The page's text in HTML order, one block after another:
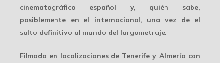
cinematográfico español y, quién sabe,
posiblemente en el internacional, una vez de el
salto definitivo al mundo del largometraje.
Filmado en localizaciones de Tenerife y Almería con